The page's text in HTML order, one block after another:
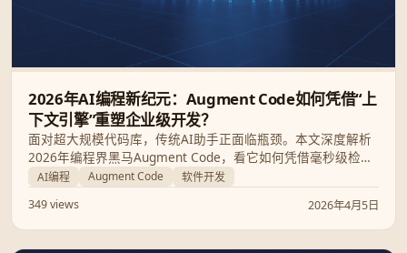
2026年AI编程新纪元：Augment Code如何凭借“上
下文引擎”重塑企业级开发？
面对超大规模代码库，传统AI助手正面临瓶颈。本文深度解析
2026年编程界黑马Augment Code，看它如何凭借毫秒级检
索、跨仓库识别与ISO顶级安全认证，成为全球企业级开发的
AI编程 Augment Code
软件开发
349 views
2026年4月5日